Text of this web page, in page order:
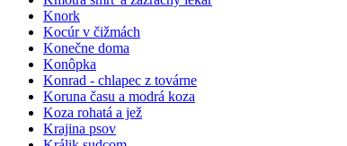
Knork
Kocúr v čižmách
Konečne doma
Konôpka
Konrad - chlapec z továrne
Koruna času a modrá koza
Koza rohatá a jež
Krajina psov